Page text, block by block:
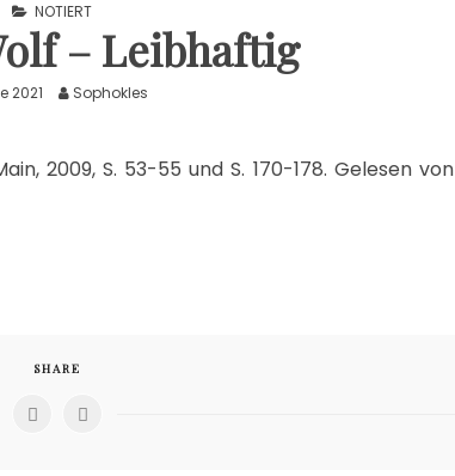
NOTIERT
– Leibhaftig
2021 Sophokles
2009, S. 53-55 und S. 170-178. Gelesen von
SHARE